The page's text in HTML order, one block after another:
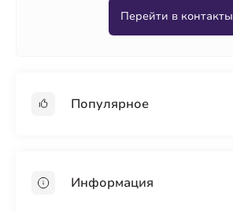
Перейти в контакты
Популярное
ПенопластИнформация